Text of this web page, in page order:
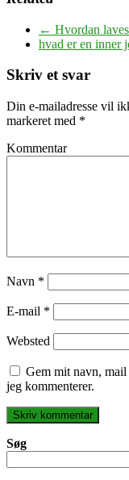
← Hvordan
hvad er en inner
Skriv et svar
Din e-mailadresse vil
markeret med *
Kommentar
Navn *
E-mail *
Websted
Gem mit navn,
jeg kommenterer.
Søg